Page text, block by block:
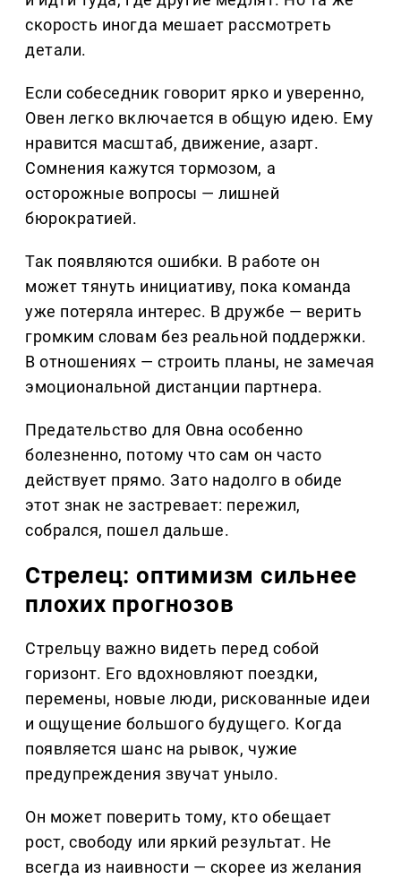
скорость иногда мешает рассмотреть
детали.
Если собеседник говорит ярко и уверенно,
Овен легко включается в общую идею. Ему
нравится масштаб, движение, азарт.
Сомнения кажутся тормозом, а
осторожные вопросы — лишней
бюрократией.
Так появляются ошибки. В работе он
может тянуть инициативу, пока команда
уже потеряла интерес. В дружбе — верить
громким словам без реальной поддержки.
В отношениях — строить планы, не замечая
эмоциональной дистанции партнера.
Предательство для Овна особенно
болезненно, потому что сам он часто
действует прямо. Зато надолго в обиде
этот знак не застревает: пережил,
собрался, пошел дальше.
Стрелец: оптимизм сильнее
плохих прогнозов
Стрельцу важно видеть перед собой
горизонт. Его вдохновляют поездки,
перемены, новые люди, рискованные идеи
и ощущение большого будущего. Когда
появляется шанс на рывок, чужие
предупреждения звучат уныло.
Он может поверить тому, кто обещает
рост, свободу или яркий результат. Не
всегда из наивности — скорее из желания